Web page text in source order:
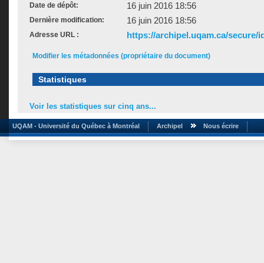
Date de dépôt: 16 juin 2016 18:56
Dernière modification: 16 juin 2016 18:56
Adresse URL : https://archipel.uqam.ca/secure/
Modifier les métadonnées (propriétaire du document)
Statistiques
Voir les statistiques sur cinq ans...
UQAM - Université du Québec à Montréal Archipel Nous écrire